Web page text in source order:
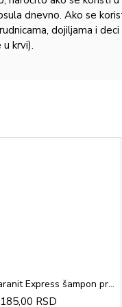
dnevno. Ako se
dojiljama i
krvi).
Paranit Express šampon protiv vaši + češalj 200ml
RSD